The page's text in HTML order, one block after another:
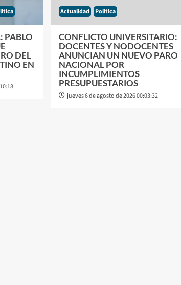
PABLO
DEL
EN
Actualidad Politica
CONFLICTO UNIVERSITARIO:
DOCENTES Y NODOCENTES
ANUNCIAN UN NUEVO PARO
NACIONAL POR
INCUMPLIMIENTOS
PRESUPUESTARIOS
jueves 6 de agosto de 2026 00:03:32